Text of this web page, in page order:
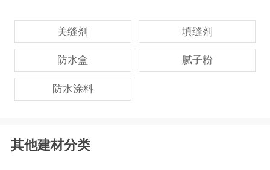
美缝剂 填缝剂
防水盒 腻子粉
防水涂料
其他建材分类